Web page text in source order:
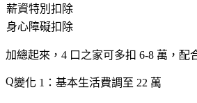
薪資特別扣除
身心障礙扣除
加總起來，4 口之家可多扣 6-8 萬，配
變化 1：基本生活費調至 22 萬